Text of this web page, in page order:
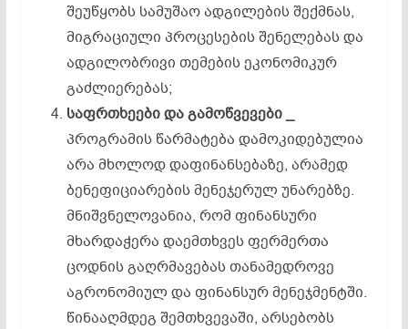
შეუწყობს სამუშაო ადგილების შექმნას,
მიგრაციული პროცესების შენელებას და
ადგილობრივი თემების ეკონომიკურ
გაძლიერებას;
საფრთხეებიდაგამოწვევები _
პროგრამის წარმატება დამოკიდებულია
არა მხოლოდ დაფინანსებაზე, არამედ
ბენეფიციარების მენეჯერულ უნარებზე.
მნიშვნელოვანია, რომ ფინანსური
მხარდაჭერა დაემთხვეს ფერმერთა
ცოდნის გაღრმავებას თანამედროვე
აგრონომიულ და ფინანსურ მენეჯმენტში.
წინააღმდეგ შემთხვევაში, არსებობს